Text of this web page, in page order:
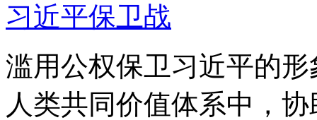
习近平保卫战
滥用公权保卫习近平的
人类共同价值体系中，